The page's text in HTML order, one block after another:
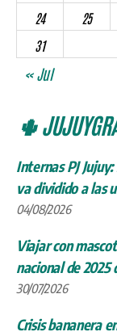
24
25
31
« Jul
🌵
Internas PJ
va dividido a las
04/08/2026
Viajar con
nacional de 2025
30/07/2026
Crisis bananera